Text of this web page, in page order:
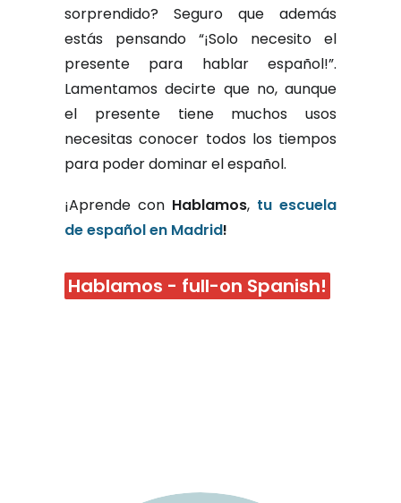
sorprendido? Seguro que además
estás pensando “¡Solo necesito el
presente para hablar español!”.
Lamentamos decirte que no, aunque
el presente tiene muchos usos
necesitas conocer todos los tiempos
para poder dominar el español.
¡Aprende con Hablamos, tu escuela
de español en Madrid!
Hablamos - full-on Spanish!